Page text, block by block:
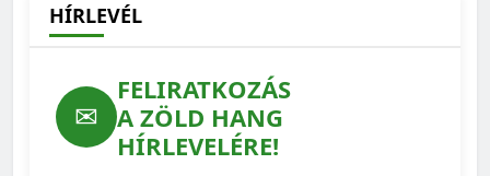
HÍRLEVÉL
✉
FELIRATKOZÁS
A ZÖLD HANG
HÍRLEVELÉRE!